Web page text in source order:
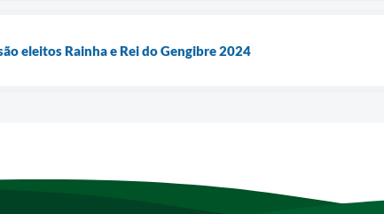
eleitos Rainha e Rei do Gengibre 2024